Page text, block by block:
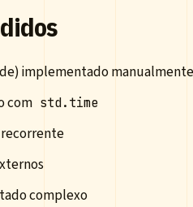
implementado manualmente
com std.time
complexo